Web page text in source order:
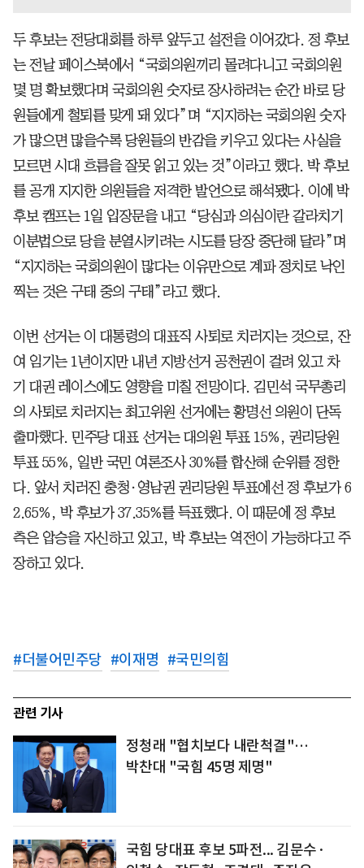
두 후보는 전당대회를 하루 앞두고 설전을 이어갔다. 정 후보
는 전날 페이스북에서 “국회의원끼리 몰려다니고 국회의원
몇 명 확보했다며 국회의원 숫자로 장사하려는 순간 바로 당
원들에게 철퇴를 맞게 돼 있다”며 “지지하는 국회의원 숫자
가 많으면 많을수록 당원들의 반감을 키우고 있다는 사실을
모르면 시대 흐름을 잘못 읽고 있는 것”이라고 했다. 박 후보
를 공개 지지한 의원들을 저격한 발언으로 해석됐다. 이에 박
후보 캠프는 1일 입장문을 내고 “당심과 의심이란 갈라치기
이분법으로 당을 분열시키려는 시도를 당장 중단해 달라”며
“지지하는 국회의원이 많다는 이유만으로 계파 정치로 낙인
찍는 것은 구태 중의 구태”라고 했다.
이번 선거는 이 대통령의 대표직 사퇴로 치러지는 것으로, 잔
여 임기는 1년이지만 내년 지방선거 공천권이 걸려 있고 차
기 대권 레이스에도 영향을 미칠 전망이다. 김민석 국무총리
의 사퇴로 치러지는 최고위원 선거에는 황명선 의원이 단독
출마했다. 민주당 대표 선거는 대의원 투표 15%, 권리당원
투표 55%, 일반 국민 여론조사 30%를 합산해 순위를 정한
다. 앞서 치러진 충청·영남권 권리당원 투표에선 정 후보가 6
2.65%, 박 후보가 37.35%를 득표했다. 이 때문에 정 후보
측은 압승을 자신하고 있고, 박 후보는 역전이 가능하다고 주
장하고 있다.
#더불어민주당 #이재명 #국민의힘
관련 기사
정청래 "협치보다 내란척결"…
박찬대 "국힘 45명 제명"
국힘 당대표 후보 5파전... 김문수·